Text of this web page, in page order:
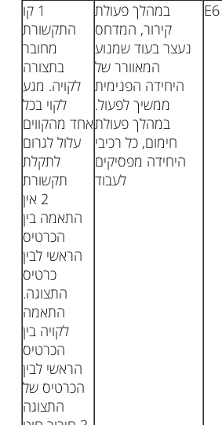
E6
במהלך פעולת
קירור, המדחס
נעצר בעוד שמנוע
המאוורר של
היחידה הפנימית
ממשיך לפעול.
במהלך פעולת
חימום, כל רכיבי
היחידה מפסיקים
לעבוד
1 קו
התקשורת
מחובר
בתצורה
לקויה. מגע
לקוי בכל
אחד מהקווים
עלול לגרום
לתקלת
תקשורת
2 אין
התאמה בין
הכרטיס
הראשי לבין
כרטיס
התצוגה.
התאמה
לקויה בין
הכרטיס
הראשי לבין
הכרטיס של
התצוגה